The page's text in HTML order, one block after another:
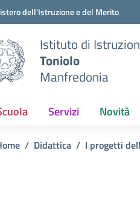
degli
dell'Istruzione e del Merito
Istituto di
Toniolo
Manfredonia
Servizi Novità
Didattica I progetti